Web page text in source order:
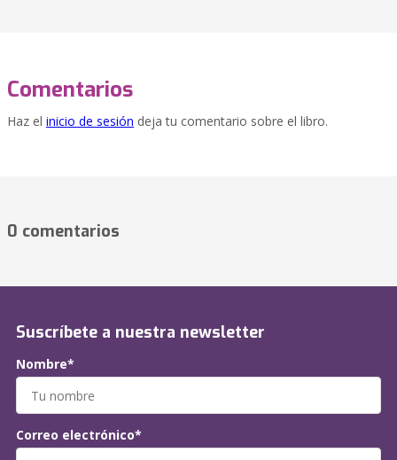
Comentarios
Haz el inicio de sesión deja tu comentario sobre el libro.
0 comentarios
Suscríbete a nuestra newsletter
Nombre*
Correo electrónico*